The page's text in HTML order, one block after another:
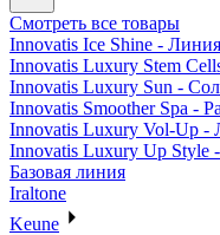
Смотреть все товары
Innovatis Ice Shine -
Innovatis Luxury Stem
Innovatis Luxury Sun -
Innovatis Smoother Spa -
Innovatis Luxury Vol-Up -
Innovatis Luxury Up Style
Базовая линия
Iraltone
Keune